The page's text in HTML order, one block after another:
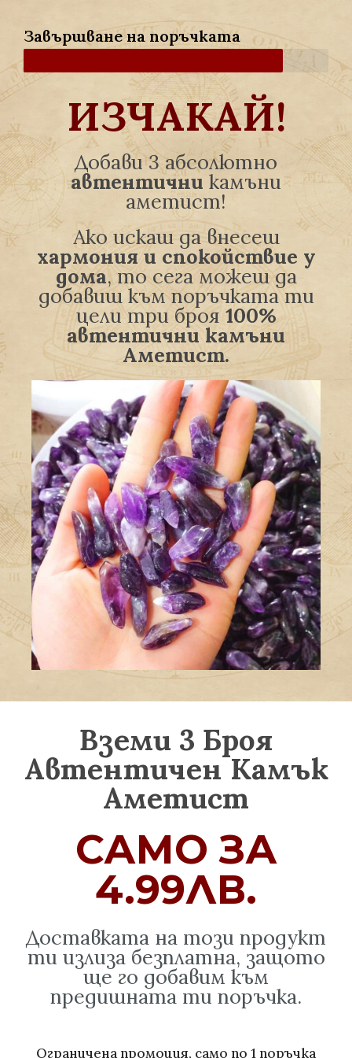
Завършване на поръчката
ИЗЧАКАЙ!
Добави 3 абсолютно
автентични камъни
аметист!
Ако искаш да внесеш
хармония и спокойствие у
дома, то сега можеш да
добавиш към поръчката ти
цели три броя100%
автентични камъни
Аметист.
Вземи 3 Броя
Автентичен Камък
Аметист
САМО ЗА
4.99ЛВ.
Доставката на този продукт
ти излиза безплатна, защото
ще го добавим към
предишната ти поръчка.
Ограничена промоция, само по 1 поръчка